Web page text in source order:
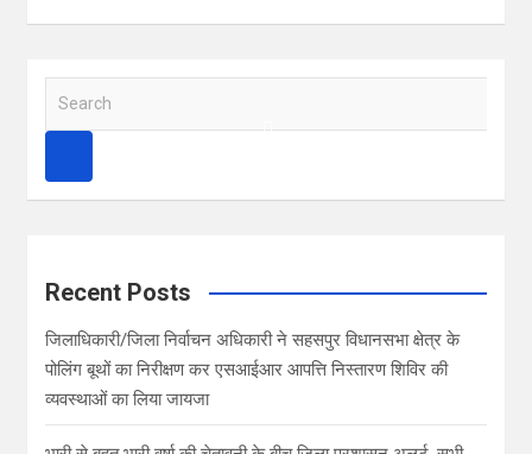
r
Recent Posts
जिलाधिकारी/जिला निर्वाचन अधिकारी ने सहसपुर विधानसभा क्षेत्र के
पोलिंग बूथों का निरीक्षण कर एसआईआर आपत्ति निस्तारण शिविर की
व्यवस्थाओं का लिया जायजा